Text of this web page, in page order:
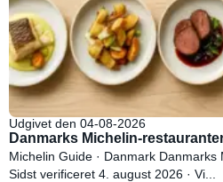
Udgivet den 04-08-2026
Danmarks Michelin-
Michelin Guide · Danmark
Sidst verificeret 4. august 2026 · Vi...